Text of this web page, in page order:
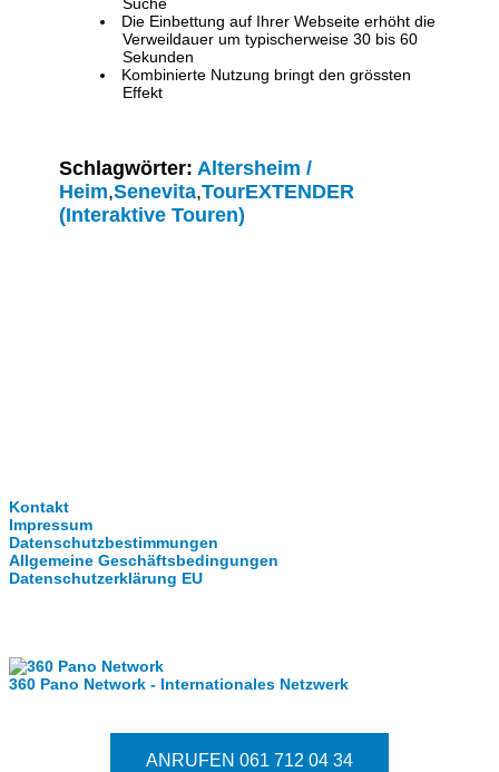
Suche
Die Einbettung auf Ihrer Webseite erhöht die
Verweildauer um typischerweise 30 bis 60
Sekunden
Kombinierte Nutzung bringt den grössten
Effekt
Schlagwörter: Altersheim /
Heim,Senevita,TourEXTENDER
(Interaktive Touren)
Kontakt
Impressum
Datenschutzbestimmungen
Allgemeine Geschäftsbedingungen
Datenschutzerklärung EU
360 Pano Network - Internationales Netzwerk
ANRUFEN 061 712 04 34